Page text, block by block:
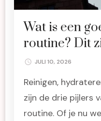
Wat is een
routine? Dit
JULI 10, 2026
Reinigen,
zijn de drie pijlers
routine. Of je nu